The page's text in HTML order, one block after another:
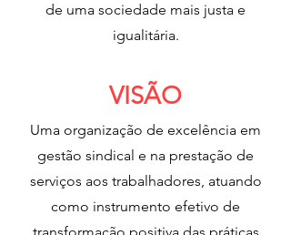
de uma sociedade mais justa e
igualitária.
VISÃO
Uma organização de excelência em
gestão sindical e na prestação de
serviços aos trabalhadores, atuando
como instrumento efetivo de